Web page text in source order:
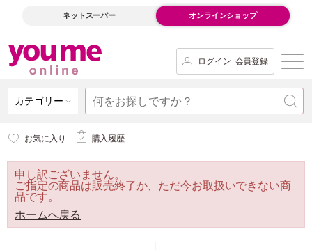
ネットスーパー オンラインショップ
ログイン･会員登録
カテゴリー
お気に入り 購入履歴
申し訳ございません。
ご指定の商品は販売終了か、ただ今お取扱いできない商
品です。
ホームへ戻る